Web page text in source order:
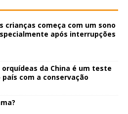
crianças começa com um sono
após interrupções
da China é um teste
com a conservação